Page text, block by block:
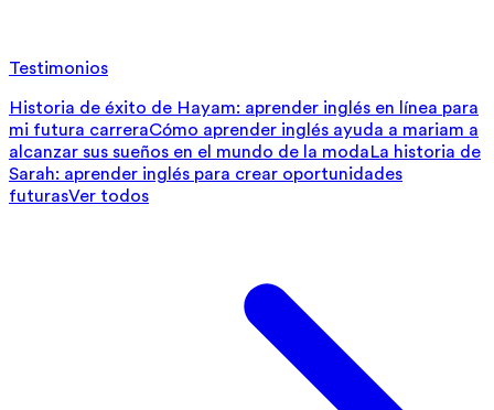
Testimonios
Historia de éxito de Hayam: aprender inglés en línea para
mi futura carreraCómo aprender inglés ayuda a mariam a
alcanzar sus sueños en el mundo de la modaLa historia de
Sarah: aprender inglés para crear oportunidades
futurasVer todos